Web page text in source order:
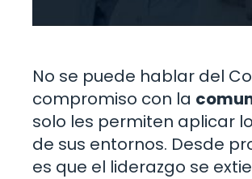
No se puede hablar del
compromiso con la
solo les permiten aplicar
de sus entornos. Desde
es que el liderazgo se